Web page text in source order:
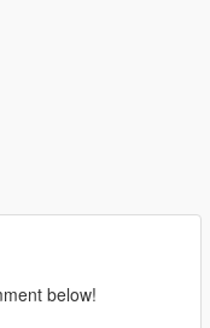
below!